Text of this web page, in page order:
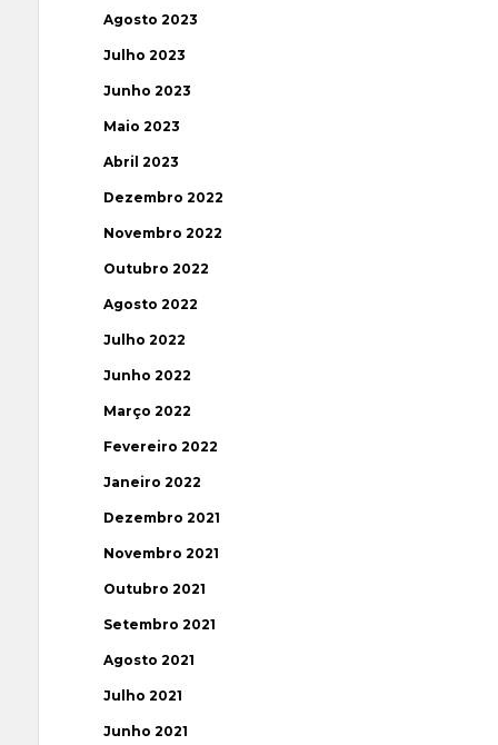
Agosto 2023
Julho 2023
Junho 2023
Maio 2023
Abril 2023
Dezembro 2022
Novembro 2022
Outubro 2022
Agosto 2022
Julho 2022
Junho 2022
Março 2022
Fevereiro 2022
Janeiro 2022
Dezembro 2021
Novembro 2021
Outubro 2021
Setembro 2021
Agosto 2021
Julho 2021
Junho 2021